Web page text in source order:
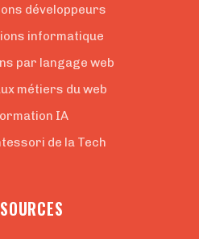
développeurs
informatique
par langage web
métiers du web
IA
de la Tech